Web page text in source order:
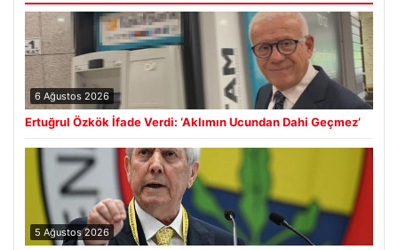
6 Ağustos 2026
Ertuğrul Özkök İfade Verdi: ‘Aklımın Ucundan Dahi Geçmez’
5 Ağustos 2026